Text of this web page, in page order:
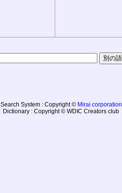
Search System : Copyright © Mirai corporation
Dictionary : Copyright © WDIC Creators club